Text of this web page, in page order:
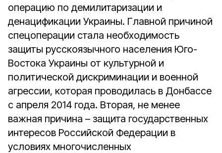
операцию по демилитаризации и
денацификации Украины. Главной причиной
спецоперации стала необходимость
защиты русскоязычного населения Юго-
Востока Украины от культурной и
политической дискриминации и военной
агрессии, которая проводилась в Донбассе
с апреля 2014 года. Вторая, не менее
важная причина – защита государственных
интересов Российской Федерации в
условиях многочисленных